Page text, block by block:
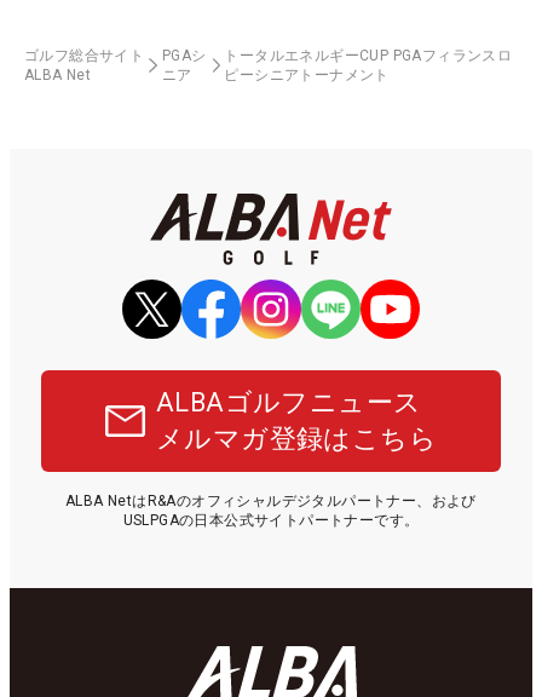
ゴルフ総合サイト
ALBA Net
PGAシ
ニア
トータルエネルギーCUP PGAフィランスロ
ピーシニアトーナメント
ALBAゴルフニュース
メルマガ登録はこちら
ALBA NetはR&Aのオフィシャルデジタルパートナー、および
USLPGAの日本公式サイトパートナーです。